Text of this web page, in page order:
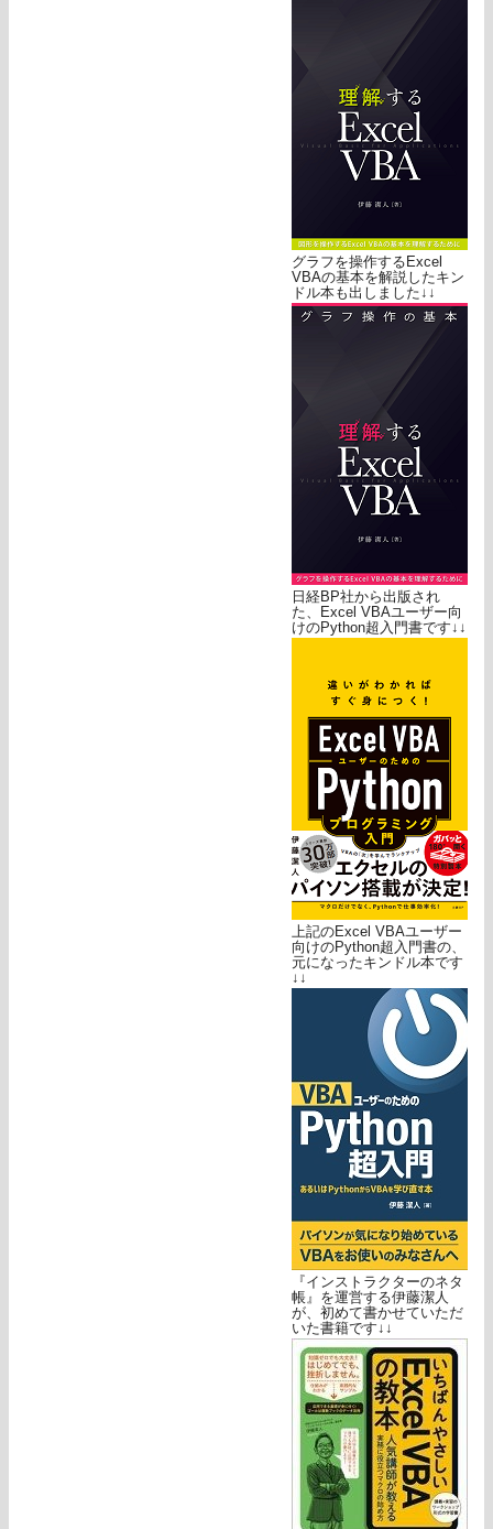
グラフを操作するExcel
VBAの基本を解説したキン
ドル本も出しました↓↓
日経BP社から出版され
た、Excel VBAユーザー向
けのPython超入門書です↓↓
上記のExcel VBAユーザー
向けのPython超入門書の、
元になったキンドル本です
↓↓
『インストラクターのネタ
帳』を運営する伊藤潔人
が、初めて書かせていただ
いた書籍です↓↓